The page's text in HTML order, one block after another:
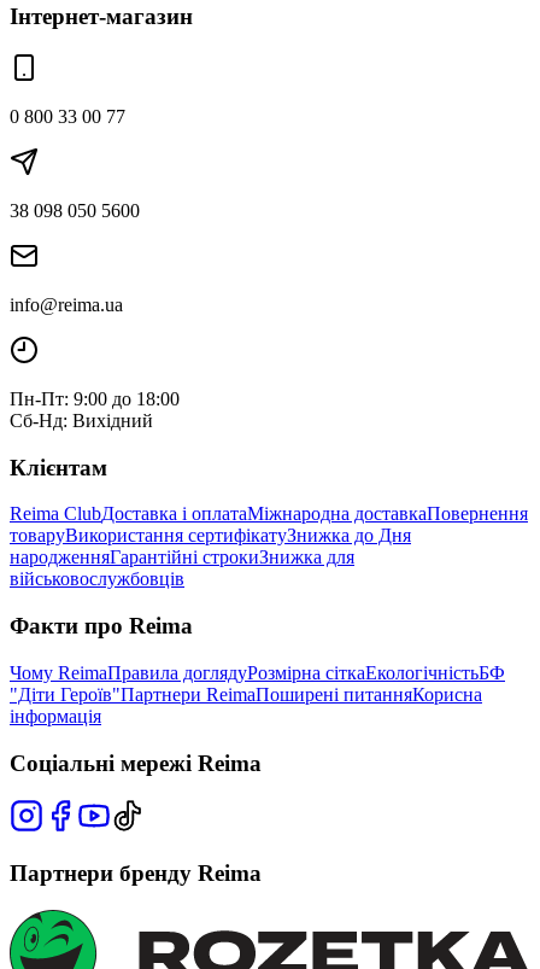
Інтернет-магазин
0 800 33 00 77
38 098 050 5600
info@reima.ua
Пн-Пт: 9:00 до 18:00
Сб-Нд: Вихідний
Клієнтам
Reima ClubДоставка і оплатаМіжнародна доставкаПовернення
товаруВикористання сертифікатуЗнижка до Дня
народженняГарантійні строкиЗнижка для
військовослужбовців
Факти про Reima
Чому ReimaПравила доглядуРозмірна сіткаЕкологічністьБФ
"Діти Героїв"Партнери ReimaПоширені питанняКорисна
інформація
Соціальні мережі Reima
Партнери бренду Reima